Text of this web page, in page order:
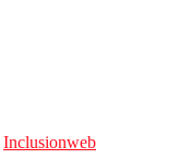
Inclusionweb